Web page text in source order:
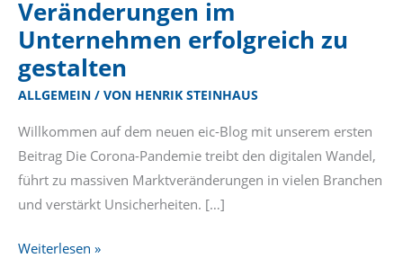
Veränderungen im
Unternehmen erfolgreich zu
gestalten
ALLGEMEIN / VON HENRIK STEINHAUS
Willkommen auf dem neuen eic-Blog mit unserem ersten
Beitrag Die Corona-Pandemie treibt den digitalen Wandel,
führt zu massiven Marktveränderungen in vielen Branchen
und verstärkt Unsicherheiten. […]
Unternehmen
erfolgreich
zu
gestalten
Weiterlesen »